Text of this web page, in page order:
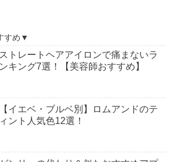
すめ▼
ストレートヘアアイロンで痛まないラ
ンキング7選！【美容師おすすめ】
【イエベ・ブルベ別】ロムアンドのテ
ィント人気色12選！